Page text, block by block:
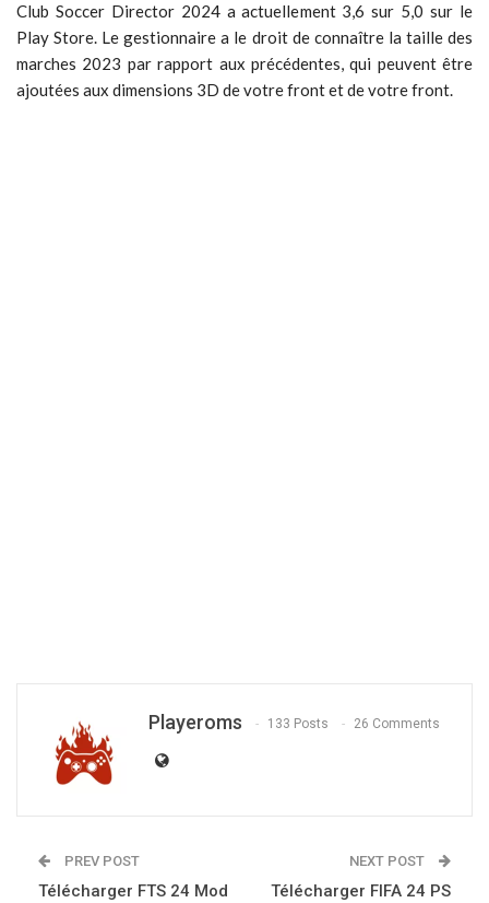
Club Soccer Director 2024 a actuellement 3,6 sur 5,0 sur le
Play Store. Le gestionnaire a le droit de connaître la taille des
marches 2023 par rapport aux précédentes, qui peuvent être
ajoutées aux dimensions 3D de votre front et de votre front.
Playeroms 133 Posts 26 Comments
PREV POST
Télécharger FTS 24 Mod
NEXT POST
Télécharger FIFA 24 PS